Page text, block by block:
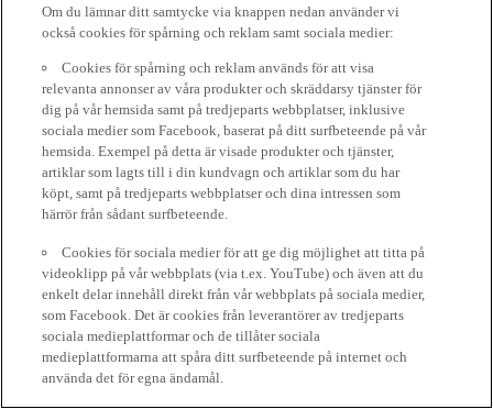
Om du lämnar ditt samtycke via knappen nedan använder vi
också cookies för spårning och reklam samt sociala medier:
Cookies för spårning och reklam används för att visa
relevanta annonser av våra produkter och skräddarsy tjänster för
dig på vår hemsida samt på tredjeparts webbplatser, inklusive
sociala medier som Facebook, baserat på ditt surfbeteende på vår
hemsida. Exempel på detta är visade produkter och tjänster,
artiklar som lagts till i din kundvagn och artiklar som du har
köpt, samt på tredjeparts webbplatser och dina intressen som
härrör från sådant surfbeteende.
Cookies för sociala medier för att ge dig möjlighet att titta på
videoklipp på vår webbplats (via t.ex. YouTube) och även att du
enkelt delar innehåll direkt från vår webbplats på sociala medier,
som Facebook. Det är cookies från leverantörer av tredjeparts
sociala medieplattformar och de tillåter sociala
medieplattformarna att spåra ditt surfbeteende på internet och
använda det för egna ändamål.